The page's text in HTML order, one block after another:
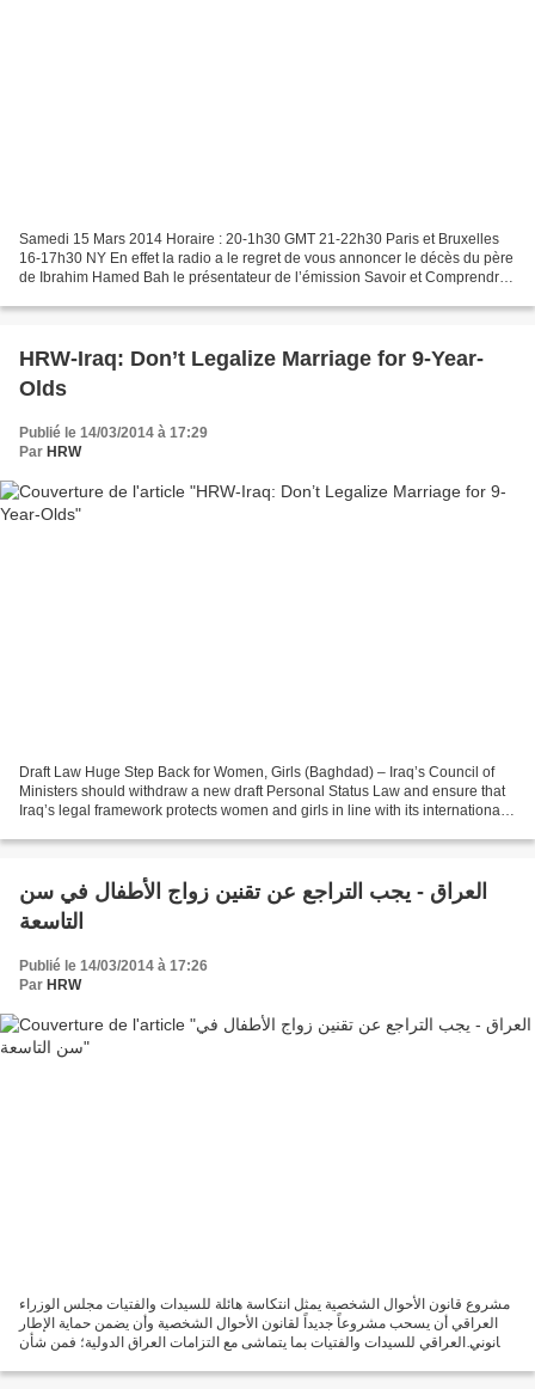
Samedi 15 Mars 2014 Horaire : 20-1h30 GMT 21-22h30 Paris et Bruxelles
16-17h30 NY En effet la radio a le regret de vous annoncer le décès du père
de Ibrahim Hamed Bah le présentateur de l’émission Savoir et Comprendre
HRW-Iraq: Don’t Legalize Marriage for 9-Year-
Olds
Publié le 14/03/2014 à 17:29
Par HRW
Draft Law Huge Step Back for Women, Girls (Baghdad) – Iraq’s Council of
Ministers should withdraw a new draft Personal Status Law and ensure that
Iraq’s legal framework protects women and girls in line with its international
العراق - يجب التراجع عن تقنين زواج الأطفال في سن
التاسعة
Publié le 14/03/2014 à 17:26
Par HRW
مشروع قانون الأحوال الشخصية يمثل انتكاسة هائلة للسيدات والفتيات مجلس الوزراء
العراقي أن يسحب مشروعاً جديداً لقانون الأحوال الشخصية وأن يضمن حماية الإطار
القانوني العراقي للسيدات والفتيات بما يتماشى مع التزامات العراق الدولية؛ فمن شأن